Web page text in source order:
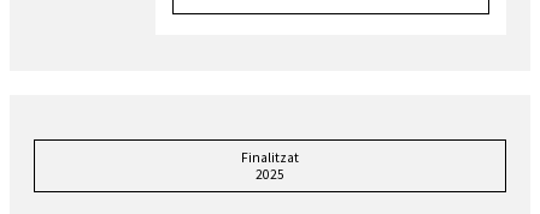
Finalitzat
2025